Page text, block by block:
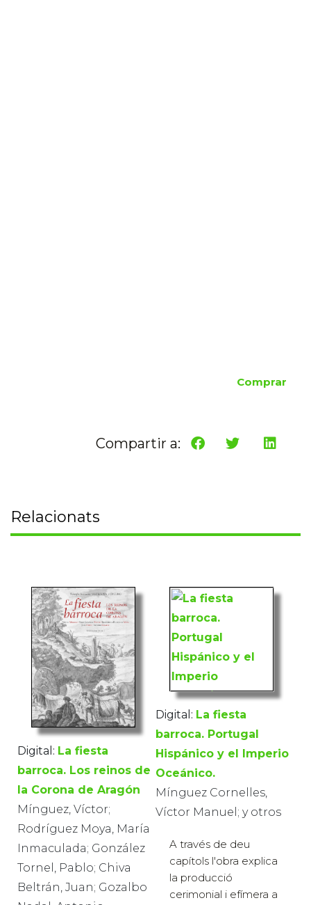
Comprar
Compartir a:
Relacionats
Digital: La fiesta
barroca. Los reinos de
la Corona de Aragón
Mínguez, Víctor;
Rodríguez Moya, María
Inmaculada; González
Tornel, Pablo; Chiva
Beltrán, Juan; Gozalbo
Digital: La fiesta
barroca. Portugal
Hispánico y el Imperio
Oceánico.
Mínguez Cornelles,
Víctor Manuel; y otros
A través de deu
capítols l'obra explica
la producció
cerimonial i efímera a